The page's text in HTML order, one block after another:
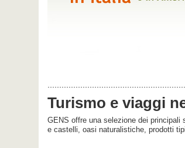
Turismo e viaggi
GENS offre una selezione dei
e castelli, oasi naturalistiche, prodotti